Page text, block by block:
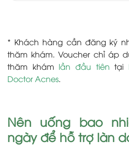
* Khách hàng cần đăng ký
thăm khám. Voucher chỉ áp
thăm khám lần đầu tiên tại
Doctor Acnes.
Nên uống bao
ngày để hỗ trợ làn